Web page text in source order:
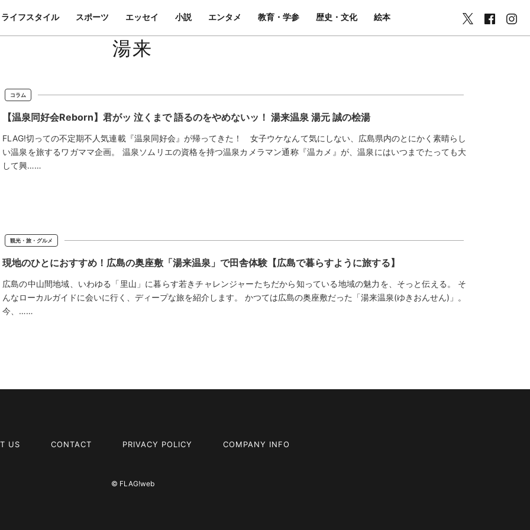
ライフスタイル スポーツ エッセイ 小説 エンタメ 教育・学参 歴史・文化 絵本
湯来
コラム
【温泉同好会Reborn】君がッ 泣くまで 語るのをやめないッ！ 湯来温泉 湯元 誠の桧湯
FLAG!切っての不定期不人気連載『温泉同好会』が帰ってきた！ 女子ウケなんて気にしない、広島県内のとにかく素晴らし
い温泉を旅するワガママ企画。 温泉ソムリエの資格を持つ温泉カメラマン通称『温カメ』が、温泉にはいつまでたっても大
して興……
観光・旅・グルメ
現地のひとにおすすめ！広島の奥座敷「湯来温泉」で田舎体験【広島で暮らすように旅する】
広島の中山間地域、いわゆる「里山」に暮らす若きチャレンジャーたちだから知っている地域の魅力を、そっと伝える。 そ
んなローカルガイドに会いに行く、ディープな旅を紹介します。 かつては広島の奥座敷だった「湯来温泉(ゆきおんせん)」。
今、……
US CONTACT PRIVACY POLICY COMPANY INFO
© FLAG!web